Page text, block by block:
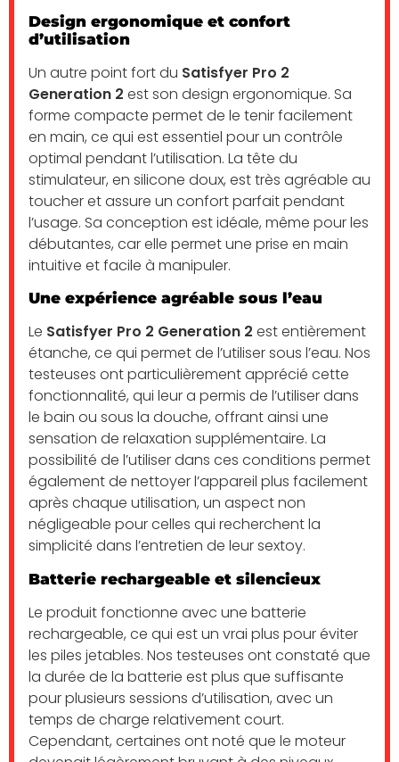
Design ergonomique et confort
d’utilisation
Un autre point fort du Satisfyer Pro 2
Generation 2 est son design ergonomique. Sa
forme compacte permet de le tenir facilement
en main, ce qui est essentiel pour un contrôle
optimal pendant l’utilisation. La tête du
stimulateur, en silicone doux, est très agréable au
toucher et assure un confort parfait pendant
l’usage. Sa conception est idéale, même pour les
débutantes, car elle permet une prise en main
intuitive et facile à manipuler.
Une expérience agréable sous l’eau
Le Satisfyer Pro 2 Generation 2 est entièrement
étanche, ce qui permet de l’utiliser sous l’eau. Nos
testeuses ont particulièrement apprécié cette
fonctionnalité, qui leur a permis de l’utiliser dans
le bain ou sous la douche, offrant ainsi une
sensation de relaxation supplémentaire. La
possibilité de l’utiliser dans ces conditions permet
également de nettoyer l’appareil plus facilement
après chaque utilisation, un aspect non
négligeable pour celles qui recherchent la
simplicité dans l’entretien de leur sextoy.
Batterie rechargeable et silencieux
Le produit fonctionne avec une batterie
rechargeable, ce qui est un vrai plus pour éviter
les piles jetables. Nos testeuses ont constaté que
la durée de la batterie est plus que suffisante
pour plusieurs sessions d’utilisation, avec un
temps de charge relativement court.
Cependant, certaines ont noté que le moteur